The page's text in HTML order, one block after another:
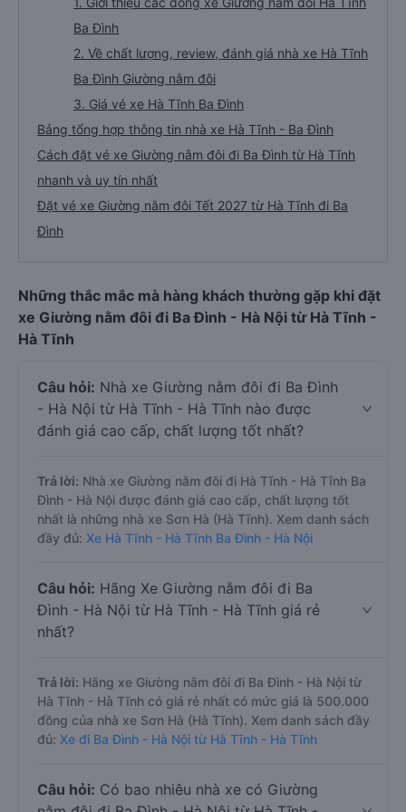
Ba Đình
2. Về chất lượng, review, đánh giá nhà xe Hà Tĩnh
Ba Đình Giường nằm đôi
3. Giá vé xe Hà Tĩnh Ba Đình
Bảng tổng hợp thông tin nhà xe Hà Tĩnh - Ba Đình
Cách đặt vé xe Giường nằm đôi đi Ba Đình từ Hà Tĩnh
nhanh và uy tín nhất
Đặt vé xe Giường nằm đôi Tết 2027 từ Hà Tĩnh đi Ba
Đình
Những thắc mắc mà hàng khách thường gặp khi đặt
xe Giường nằm đôi đi Ba Đình - Hà Nội từ Hà Tĩnh -
Hà Tĩnh
Câu hỏi: Nhà xe Giường nằm đôi đi Ba Đình
- Hà Nội từ Hà Tĩnh - Hà Tĩnh nào được
đánh giá cao cấp, chất lượng tốt nhất?
Trả lời: Nhà xe Giường nằm đôi đi Hà Tĩnh - Hà Tĩnh Ba
Đình - Hà Nội được đánh giá cao cấp, chất lượng tốt
nhất là những nhà xe Sơn Hà (Hà Tĩnh). Xem danh sách
đầy đủ: Xe Hà Tĩnh - Hà Tĩnh Ba Đình - Hà Nội
Câu hỏi: Hãng Xe Giường nằm đôi đi Ba
Đình - Hà Nội từ Hà Tĩnh - Hà Tĩnh giá rẻ
nhất?
Trả lời: Hãng xe Giường nằm đôi đi Ba Đình - Hà Nội từ
Hà Tĩnh - Hà Tĩnh có giá rẻ nhất có mức giá là 500.000
đồng của nhà xe Sơn Hà (Hà Tĩnh). Xem danh sách đầy
đủ: Xe đi Ba Đình - Hà Nội từ Hà Tĩnh - Hà Tĩnh
Câu hỏi: Có bao nhiêu nhà xe có Giường